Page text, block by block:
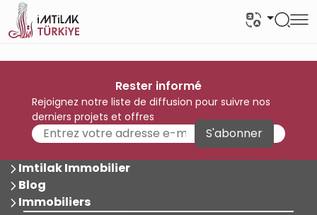
Rester informé
Rejoignez notre liste de diffusion pour suivre nos
derniers projets et offres
S'abonner
Imtilak Immobilier
Blog
Immobiliers